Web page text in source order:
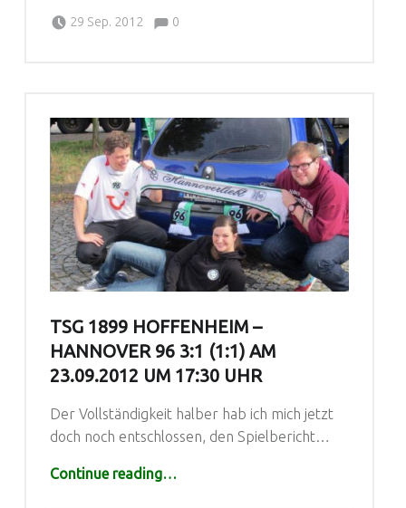
29 Sep. 2012
Comments:0
TSG 1899 HOFFENHEIM –
HANNOVER 96 3:1 (1:1) AM
23.09.2012 UM 17:30 UHR
Der Vollständigkeit halber hab ich mich jetzt
doch noch entschlossen, den Spielbericht…
Continue reading“TSG 1899 Hoffenheim – Hannover 96 3:1 (1:1) am 23.09.2012 um 17:30 Uhr”
…